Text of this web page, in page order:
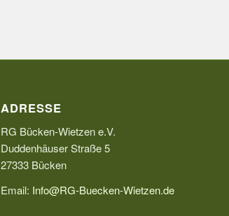
ADRESSE
RG Bücken-Wietzen e.V.
Duddenhäuser Straße 5
27333 Bücken
Email: Info@RG-Buecken-Wietzen.de